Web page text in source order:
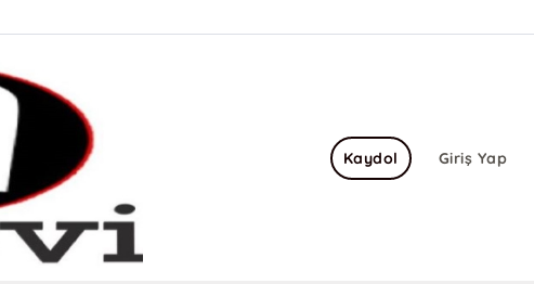
Giriş Yap
Kaydol